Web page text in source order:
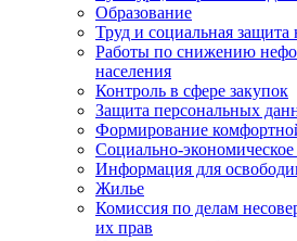
Образование
Труд и социальная защита
Работы по снижению
населения
Контроль в сфере закупок
Защита персональных
Формирование
Социально-экономическое
Информация для
Жилье
Комиссия по делам
их прав